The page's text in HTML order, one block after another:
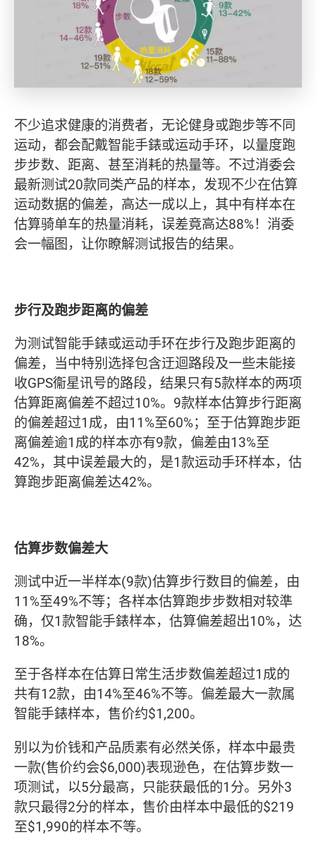
不少追求健康的消费者，无论健身或跑步等不同
运动，都会配戴智能手錶或运动手环，以量度跑
步步数、距离、甚至消耗的热量等。不过消委会
最新测试20款同类产品的样本，发现不少在估算
运动数据的偏差，高达一成以上，其中有样本在
估算骑单车的热量消耗，误差竟高达88%！消委
会一幅图，让你瞭解测试报告的结果。
步行及跑步距离的偏差
为测试智能手錶或运动手环在步行及跑步距离的
偏差，当中特别选择包含迂迴路段及一些未能接
收GPS衞星讯号的路段，结果只有5款样本的两项
估算距离偏差不超过10%。9款样本估算步行距离
的偏差超过1成，由11%至60%；至于估算跑步距
离偏差逾1成的样本亦有9款，偏差由13%至
42%，其中误差最大的，是1款运动手环样本，估
算跑步距离偏差达42%。
估算步数偏差大
测试中近一半样本(9款)估算步行数目的偏差，由
11%至49%不等；各样本估算跑步步数相对较準
确，仅1款智能手錶样本，估算偏差超出10%，达
18%。
至于各样本在估算日常生活步数偏差超过1成的
共有12款，由14%至46%不等。偏差最大一款属
智能手錶样本，售价约$1,200。
别以为价钱和产品质素有必然关係，样本中最贵
一款(售价约会$6,000)表现逊色，在估算步数一
项测试，以5分最高，只能获最低的1分。另外3
款只最得2分的样本，售价由样本中最低的$219
至$1,990的样本不等。